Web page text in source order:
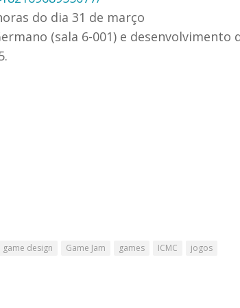
do dia 31 de março
(sala 6-001) e desenvolvimento
game design Game Jam games ICMC
jogos